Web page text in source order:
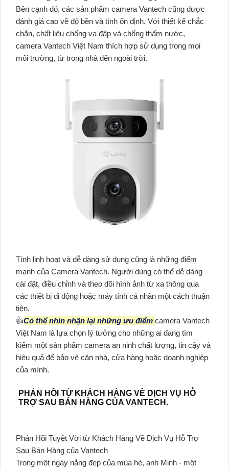
Bên cạnh đó, các sản phẩm camera Vantech cũng được
đánh giá cao về độ bền và tính ổn định. Với thiết kế chắc
chắn, chất liệu chống va đập và chống thấm nước,
camera Vantech Việt Nam thích hợp sử dụng trong mọi
môi trường, từ trong nhà đến ngoài trời.
Tính linh hoạt và dễ dàng sử dụng cũng là những điểm
mạnh của Camera Vantech. Người dùng có thể dễ dàng
cài đặt, điều chỉnh và theo dõi hình ảnh từ xa thông qua
các thiết bị di động hoặc máy tính cá nhân một cách thuận
tiện.
👍Có thể nhìn nhận lại những ưu điểm camera Vantech
Việt Nam là lựa chọn lý tưởng cho những ai đang tìm
kiếm một sản phẩm camera an ninh chất lượng, tin cậy và
hiệu quả để bảo vệ căn nhà, cửa hàng hoặc doanh nghiệp
của mình.
PHẢN HỒI TỪ KHÁCH HÀNG VỀ DỊCH VỤ HỖ
TRỢ SAU BÁN HÀNG CỦA VANTECH.
Phản Hồi Tuyệt Vời từ Khách Hàng Về Dịch Vụ Hỗ Trợ
Sau Bán Hàng của Vantech
Trong một ngày nắng đẹp của mùa hè, anh Minh - một